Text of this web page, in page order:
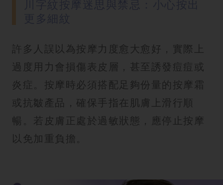
許多人誤以為按摩力度愈大愈好，實際上
過度用力會損傷表皮層，甚至誘發痘痘或
炎症。按摩時必須搭配足夠份量的按摩霜
或抗皺產品，確保手指在肌膚上滑行順
暢。若皮膚正處於過敏狀態，應停止按摩
以免加重負擔。